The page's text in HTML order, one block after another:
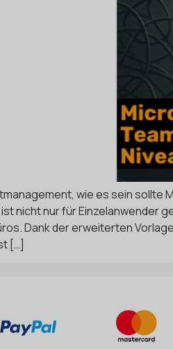
wie es sein sollte
nicht nur für Einzelanwender
Dank der erweiterten
[…]